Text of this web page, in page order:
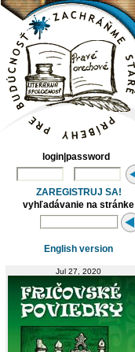
login|password
ZAREGISTRUJ SA!
vyhľadávanie na stránke
English version
Jul 27, 2020